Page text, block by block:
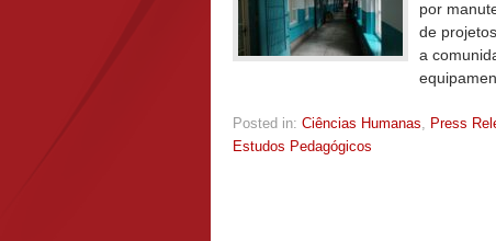
por
de
a
Posted in: Ciências Humanas, Press
Estudos Pedagógicos